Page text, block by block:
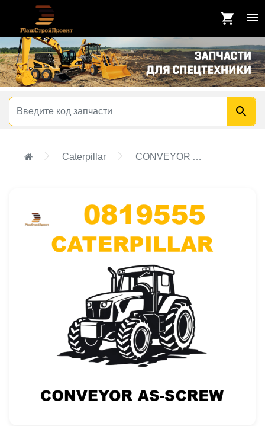
Caterpillar CONVEYOR AS-SCREW